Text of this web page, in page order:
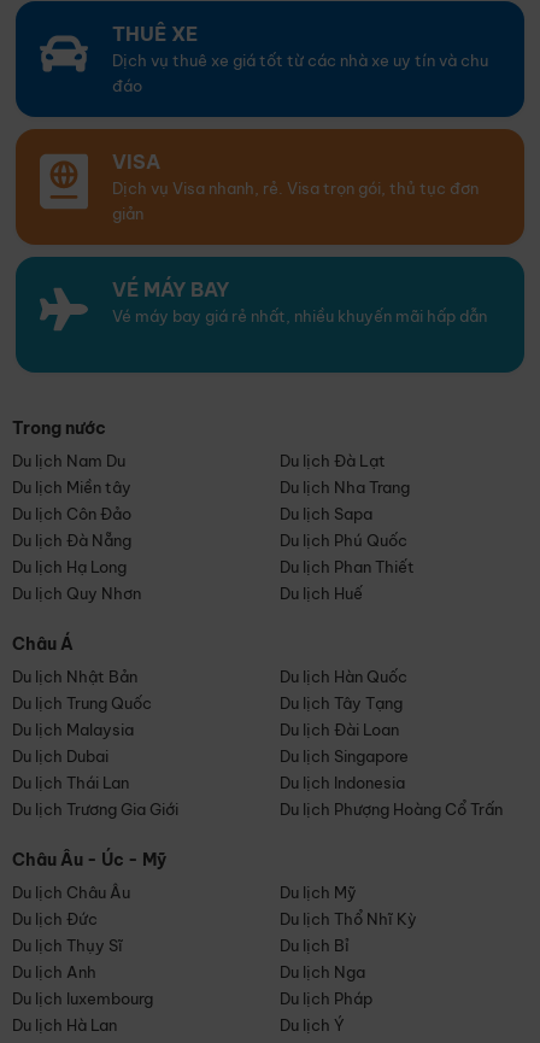
THUÊ XE
Dịch vụ thuê xe giá tốt từ các nhà xe uy tín và chu
đáo
VISA
Dịch vụ Visa nhanh, rẻ. Visa trọn gói, thủ tục đơn
giản
VÉ MÁY BAY
Vé máy bay giá rẻ nhất, nhiều khuyến mãi hấp dẫn
Trong nước
Du lịch Nam Du
Du lịch Đà Lạt
Du lịch Miền tây
Du lịch Nha Trang
Du lịch Côn Đảo
Du lịch Sapa
Du lịch Đà Nẵng
Du lịch Phú Quốc
Du lịch Hạ Long
Du lịch Phan Thiết
Du lịch Quy Nhơn
Du lịch Huế
Châu Á
Du lịch Nhật Bản
Du lịch Hàn Quốc
Du lịch Trung Quốc
Du lịch Tây Tạng
Du lịch Malaysia
Du lịch Đài Loan
Du lịch Dubai
Du lịch Singapore
Du lịch Thái Lan
Du lịch Indonesia
Du lịch Trương Gia Giới
Du lịch Phượng Hoàng Cổ Trấn
Châu Âu - Úc - Mỹ
Du lịch Châu Âu
Du lịch Mỹ
Du lịch Đức
Du lịch Thổ Nhĩ Kỳ
Du lịch Thụy Sĩ
Du lịch Bỉ
Du lịch Anh
Du lịch Nga
Du lịch luxembourg
Du lịch Pháp
Du lịch Hà Lan
Du lịch Ý